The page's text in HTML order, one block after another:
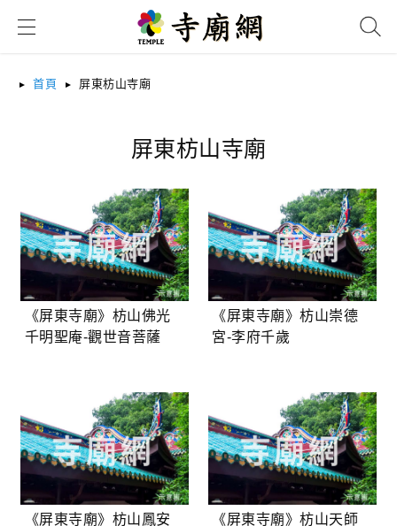
首頁 屏東枋山寺廟
屏東枋山寺廟
《屏東寺廟》枋山佛光
千明聖庵-觀世音菩薩
《屏東寺廟》枋山崇德
宮-李府千歲
《屏東寺廟》枋山鳳安
《屏東寺廟》枋山天師